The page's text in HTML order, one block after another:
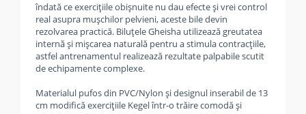
îndată ce exercițiile obișnuite nu dau efecte și vrei control
real asupra mușchilor pelvieni, aceste bile devin
rezolvarea practică. Biluțele Gheisha utilizează greutatea
internă și mișcarea naturală pentru a stimula contracțiile,
astfel antrenamentul realizează rezultate palpabile scutit
de echipamente complexe.
Materialul pufos din PVC/Nylon și designul inserabil de 13
cm modifică exercițiile Kegel într-o trăire comodă și